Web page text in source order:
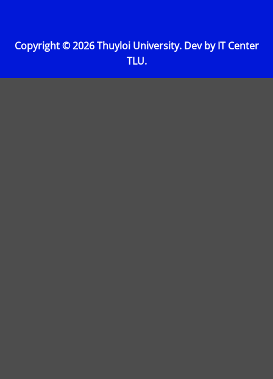
Copyright © 2026 Thuyloi University. Dev by IT Center
TLU.